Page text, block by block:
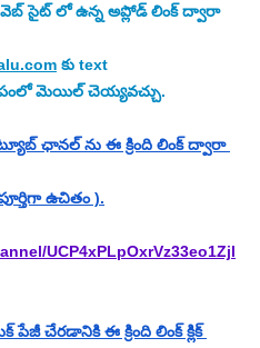
సైట్ లో ఉన్న అప్లోడ్ లింక్ ద్వారా
కు text
మెయిల్ చెయ్యవచ్చు.
ఛానల్ ను ఈ క్రింది లింక్ ద్వారా
ఉచితం ).
UCP4xPLpOxrVz33eo1Zjl
చేరడానికి ఈ క్రింది లింక్ క్లిక్